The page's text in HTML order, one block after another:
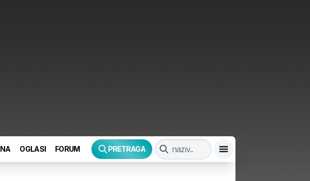
OGLASI FORUM PRETRAGA